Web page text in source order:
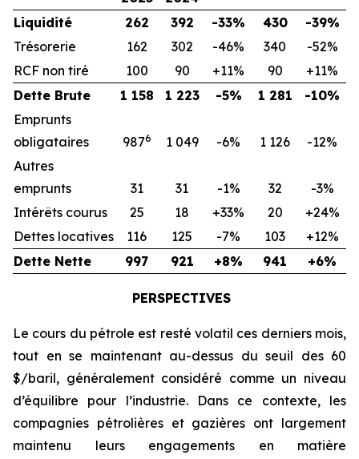
Liquidité
262 392 -33% 430
-39%
Trésorerie
162 302 -46% 340
-52%
RCF non tiré
100 90 +11% 90
+11%
Dette Brute
1 158 1 223 -5% 1 281
-10%
Emprunts
obligataires
9876 1 049 -6% 1 126
-12%
Autres
emprunts
31 31 -1% 32
-3%
Intérêts courus
25 18 +33% 20
+24%
Dettes locatives
116 125 -7% 103
+12%
Dette Nette
997 921 +8% 941 +6%
PERSPECTIVES
Le cours du pétrole est resté volatil ces derniers mois,
tout en se maintenant au-dessus du seuil des 60
$/baril, généralement considéré comme un niveau
d’équilibre pour l’industrie. Dans ce contexte, les
compagnies pétrolières et gazières ont largement
maintenu leurs engagements en matière